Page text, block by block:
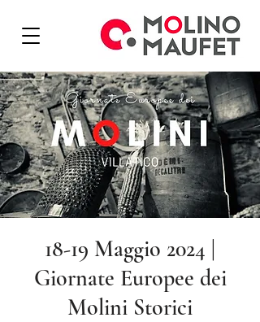
18-19 Maggio 2024 |
Giornate Europee dei
Molini Storici